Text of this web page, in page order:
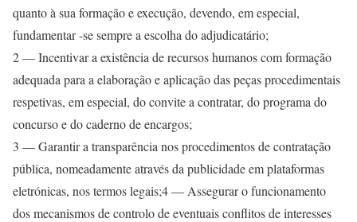
quanto à sua formação e execução, devendo, em especial,
fundamentar -se sempre a escolha do adjudicatário;
2 —Incentivar a existência de recursos humanos com formação
adequada para a elaboração e aplicação das peças procedimentais
respetivas, em especial, do convite a contratar, do programa do
concurso e do caderno de encargos;
3 —Garantir a transparência nos procedimentos de contratação
pública, nomeadamente através da publicidade em plataformas
eletrónicas, nos termos legais;4 — Assegurar o funcionamento
dos mecanismos de controlo de eventuais conflitos de interesses